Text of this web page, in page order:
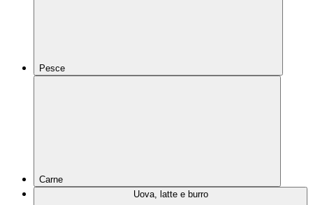
Pesce
Carne
Uova, latte e burro